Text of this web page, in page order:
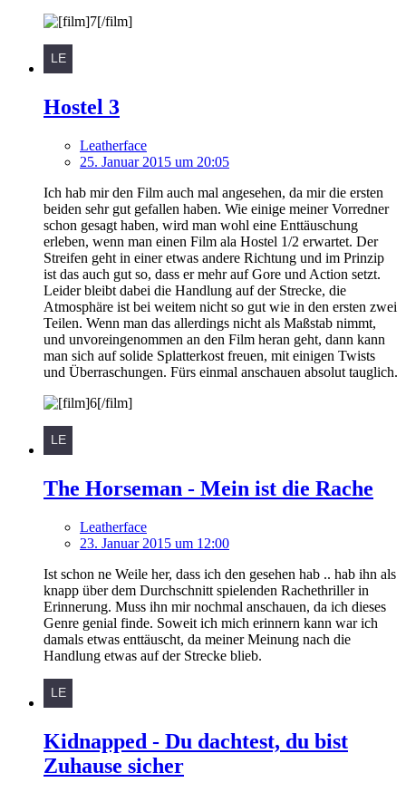
Hostel 3
Leatherface
25. Januar 2015 um 20:05
Ich hab mir den Film auch mal angesehen, da mir die ersten
beiden sehr gut gefallen haben. Wie einige meiner Vorredner
schon gesagt haben, wird man wohl eine Enttäuschung
erleben, wenn man einen Film ala Hostel 1/2 erwartet. Der
Streifen geht in einer etwas andere Richtung und im Prinzip
ist das auch gut so, dass er mehr auf Gore und Action setzt.
Leider bleibt dabei die Handlung auf der Strecke, die
Atmosphäre ist bei weitem nicht so gut wie in den ersten zwei
Teilen. Wenn man das allerdings nicht als Maßstab nimmt,
und unvoreingenommen an den Film heran geht, dann kann
man sich auf solide Splatterkost freuen, mit einigen Twists
und Überraschungen. Fürs einmal anschauen absolut tauglich.
The Horseman - Mein ist die Rache
Leatherface
23. Januar 2015 um 12:00
Ist schon ne Weile her, dass ich den gesehen hab .. hab ihn als
knapp über dem Durchschnitt spielenden Rachethriller in
Erinnerung. Muss ihn mir nochmal anschauen, da ich dieses
Genre genial finde. Soweit ich mich erinnern kann war ich
damals etwas enttäuscht, da meiner Meinung nach die
Handlung etwas auf der Strecke blieb.
Kidnapped - Du dachtest, du bist
Zuhause sicher